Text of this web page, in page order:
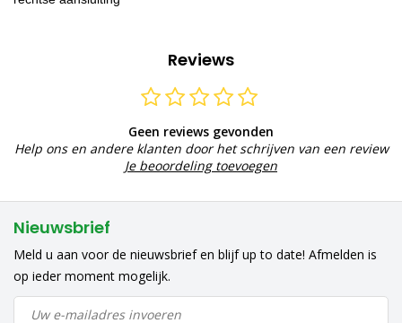
Reviews
Geen reviews gevonden
Help ons en andere klanten door het schrijven van een review
Je beoordeling toevoegen
Nieuwsbrief
Meld u aan voor de nieuwsbrief en blijf up to date! Afmelden is
op ieder moment mogelijk.